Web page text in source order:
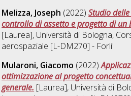
Melizza, Joseph (2022)Studio
controllo di assetto e progetto di un
[Laurea], Università di Bologna,
aerospaziale [L-DM270] - Forli'
Mularoni, Giacomo (2022)
ottimizzazione al progetto
generale. [Laurea], Università di